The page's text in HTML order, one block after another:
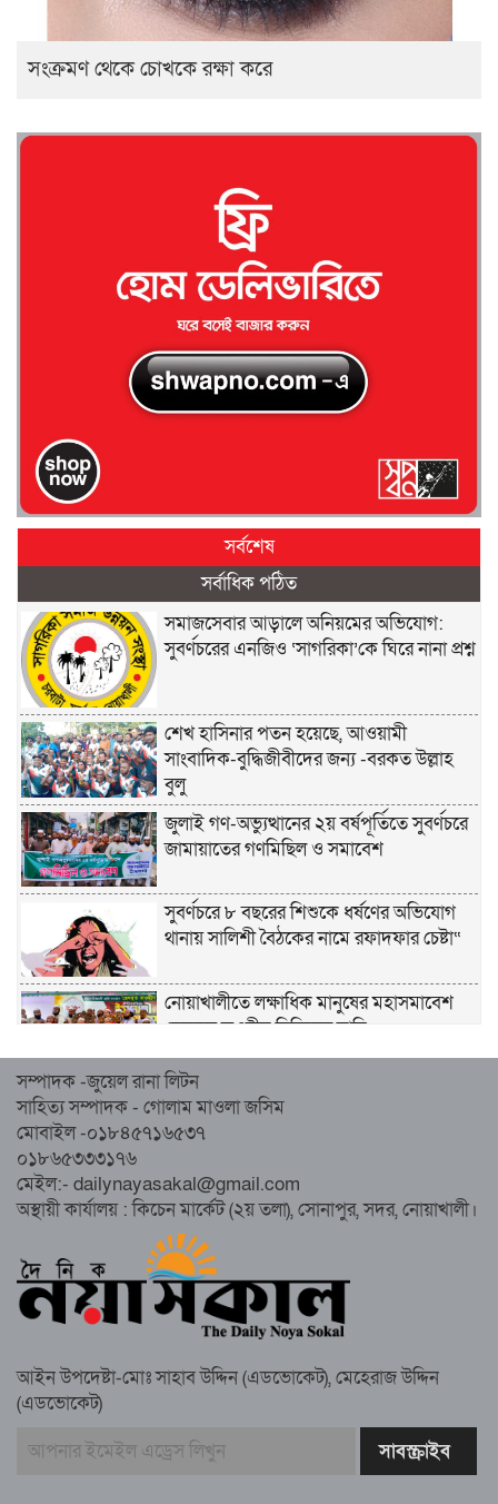
সংক্রমণ থেকে চোখকে রক্ষা করে
সর্বশেষ
সর্বাধিক পঠিত
সমাজসেবার আড়ালে অনিয়মের অভিযোগ:
সুবর্ণচরের এনজিও ‘সাগরিকা’কে ঘিরে নানা প্রশ্ন
শেখ হাসিনার পতন হয়েছে, আওয়ামী
সাংবাদিক-বুদ্ধিজীবীদের জন্য -বরকত উল্লাহ
বুলু
জুলাই গণ-অভ্যুত্থানের ২য় বর্ষপূর্তিতে সুবর্ণচরে
জামায়াতের গণমিছিল ও সমাবেশ
সুবর্ণচরে ৮ বছরের শিশুকে ধর্ষণের অভিযোগ
থানায় সালিশী বৈঠকের নামে রফাদফার চেষ্টা“
নোয়াখালীতে লক্ষাধিক মানুষের মহাসমাবেশ
হেজবুত তওহীদ নিষিদ্ধের দাবি
নোয়াখালীতে ইসলামী মহাসমাবেশের প্রস্তুতি
সম্পন্ন, অংশ নেবেন লক্ষাধিক মানুষ
নোয়াখালীতে ইসলামী ছাত্রশিবিরের ‘অদম্য
জুলাই’ মিছিল
সুবর্ণচরে মায়ের অভিযোগে সাবেক ভাইস
চেয়ারম্যান গ্রেপ্তার
স্মরণ সভায় মিলাদ ও দোয়া
সম্পাদক -জুয়েল রানা লিটন
সাহিত্য সম্পাদক - গোলাম মাওলা জসিম
মোবাইল -০১৮৪৫৭১৬৫৩৭
০১৮৬৫৩৩৩১৭৬
মেইল:- dailynayasakal@gmail.com
অস্থায়ী কার্যালয় : কিচেন মার্কেট (২য় তলা), সোনাপুর, সদর, নোয়াখালী।
আইন উপদেষ্টা-মোঃ সাহাব উদ্দিন (এডভোকেট), মেহেরাজ উদ্দিন
(এডভোকেট)